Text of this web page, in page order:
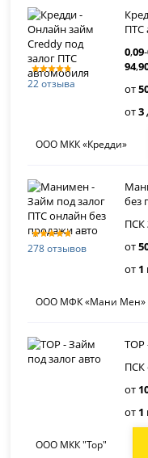
22 отзыва
ПТС
0,09-
94,
от
от3
ООО МКК «Кредди»
278 отзывов
без
ПСК
от
от 1
ООО МФК «Мани Мен»
ТОР
ПСК
от
от 1
ООО МКК "Тор"